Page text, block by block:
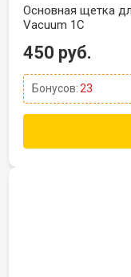
Основная щетка
Vacuum 1C
450 руб.
Бонусов:23